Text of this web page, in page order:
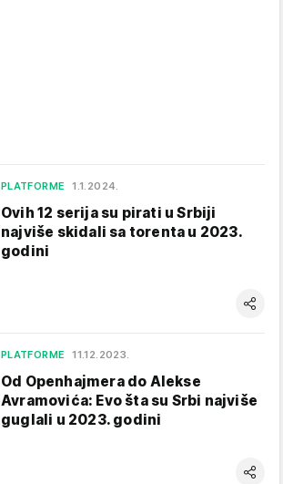
PLATFORME 1.1.2024.
Ovih 12 serija su pirati u Srbiji
najviše skidali sa torenta u 2023.
godini
PLATFORME 11.12.2023.
Od Openhajmera do Alekse
Avramovića: Evo šta su Srbi najviše
guglali u 2023. godini